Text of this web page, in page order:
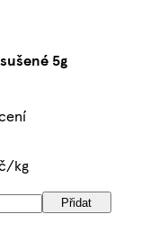
5g
kg
Přidat